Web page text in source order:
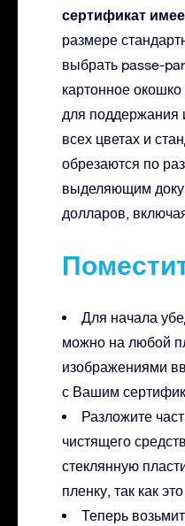
сертификат
размере
выбрать passe-
картонное
для поддержания
всех цветах и
обрезаются по
выделяющим
долларов,
Для начала
можно на любой
изображениями
с Вашим
Разложите
чистящего
стеклянную
пленку, так как
Теперь